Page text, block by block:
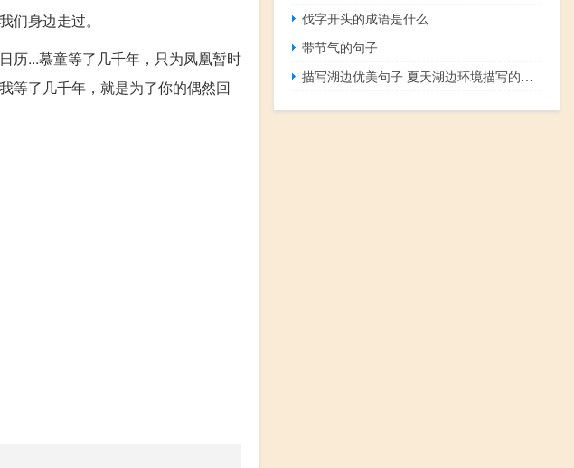
身边走过。
历...慕童等了几千年，只为凤凰暂时
等了几千年，就是为了你的偶然回
伐字开头的成语是什么
带节气的句子
描写湖边优美句子 夏天湖边环境描写的优美句子